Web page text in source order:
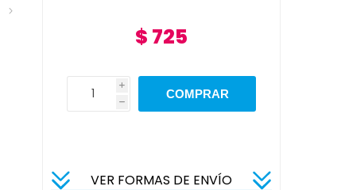
$ 725
i
h
VER FORMAS DE ENVÍO